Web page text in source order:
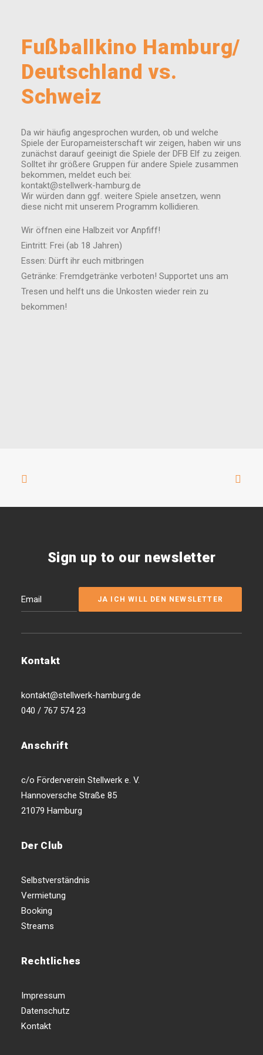
Fußballkino Hamburg/
Deutschland vs.
Schweiz
Da wir häufig angesprochen wurden, ob und welche
Spiele der Europameisterschaft wir zeigen, haben wir uns
zunächst darauf geeinigt die Spiele der DFB Elf zu zeigen.
Solltet ihr größere Gruppen für andere Spiele zusammen
bekommen, meldet euch bei:
kontakt@stellwerk-hamburg.de
Wir würden dann ggf. weitere Spiele ansetzen, wenn
diese nicht mit unserem Programm kollidieren.
Wir öffnen eine Halbzeit vor Anpfiff!
Eintritt: Frei (ab 18 Jahren)
Essen: Dürft ihr euch mitbringen
Getränke: Fremdgetränke verboten! Supportet uns am
Tresen und helft uns die Unkosten wieder rein zu
bekommen!
Sign up to our newsletter
Kontakt
kontakt@stellwerk-hamburg.de
040 / 767 574 23
Anschrift
c/o Förderverein Stellwerk e. V.
Hannoversche Straße 85
21079 Hamburg
Der Club
Selbstverständnis
Vermietung
Booking
Streams
Rechtliches
Impressum
Datenschutz
Kontakt